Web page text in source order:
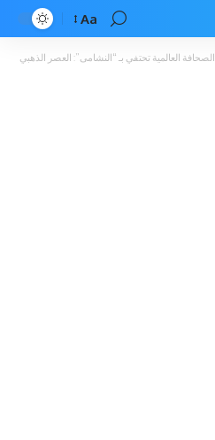
Font
Resizer
Aa
الصحافة العالمية تحتفي بـ “النشامى”: العصر الذهبي